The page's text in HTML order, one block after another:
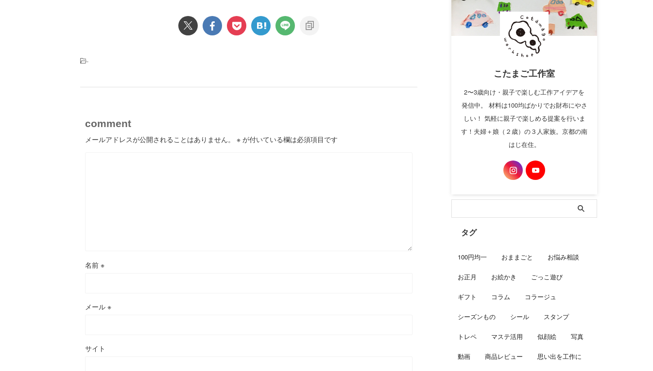
-
comment
メールアドレスが公開されることはありません。 ※ が付いている欄は必須項目です
名前 ※
メール ※
サイト
こたまご工作室
2〜3歳向け・親子で楽しむ工作アイデアを
発信中。 材料は100均ばかりでお財布にやさ
しい！ 気軽に親子で楽しめる提案を行いま
す！夫婦＋娘（２歳）の３人家族。京都の南
はじ在住。
タグ
100円均一 おままごと お悩み相談
お正月 お絵かき ごっこ遊び
ギフト コラム コラージュ
シーズンもの シール スタンプ
トレペ マステ活用 似顔絵 写真
動画 商品レビュー 思い出を工作に